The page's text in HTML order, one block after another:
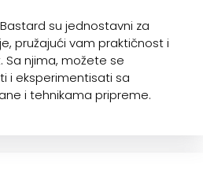
su jednostavni za
pružajući vam praktičnost i
njima, možete se
i eksperimentisati sa
i tehnikama pripreme.